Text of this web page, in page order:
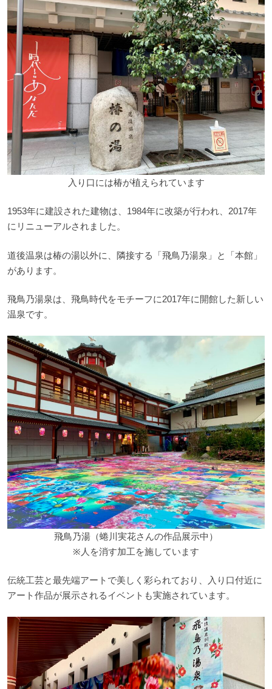
入り口には椿が植えられています
1953年に建設された建物は、1984年に改築が行われ、2017年
にリニューアルされました。
道後温泉は椿の湯以外に、隣接する「飛鳥乃湯泉」と「本館」
があります。
飛鳥乃湯泉は、飛鳥時代をモチーフに2017年に開館した新しい
温泉です。
飛鳥乃湯（蜷川実花さんの作品展示中）
※人を消す加工を施しています
伝統工芸と最先端アートで美しく彩られており、入り口付近に
アート作品が展示されるイベントも実施されています。